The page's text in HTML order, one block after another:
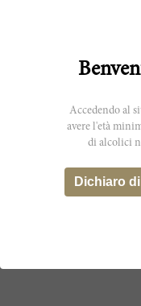
Luce della
Accedendo al
avere l'età
di alcolici
Dichiaro